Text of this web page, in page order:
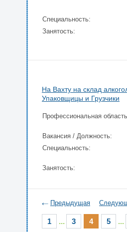
Специальность:
Занятость:
На Вахту на склад
Упаковщицы и Грузчики
Профессиональная
Вакансия / Должность:
Специальность:
Занятость:
Предыдущая
1 ... 3 4 5 ...